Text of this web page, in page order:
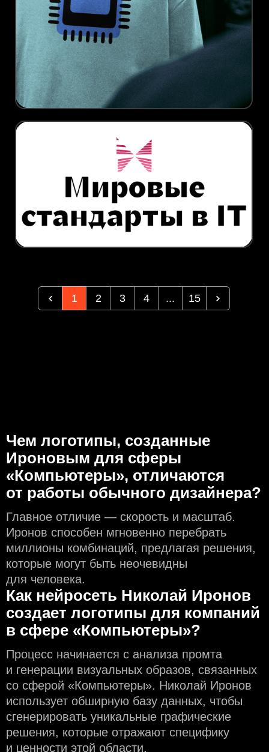
1 2 3 4 ... 15
Чем логотипы, созданные
Ироновым для сферы
«Компьютеры», отличаются
от работы обычного дизайнера?
Главное отличие — скорость и масштаб.
Иронов способен мгновенно перебрать
миллионы комбинаций, предлагая решения,
которые могут быть неочевидны
для человека.
Как нейросеть Николай Иронов
создаeт логотипы для компаний
в сфере «Компьютеры»?
Процесс начинается с анализа промта
и генерации визуальных образов, связанных
со сферой «Компьютеры». Николай Иронов
использует обширную базу данных, чтобы
сгенерировать уникальные графические
решения, которые отражают специфику
и ценности этой области.